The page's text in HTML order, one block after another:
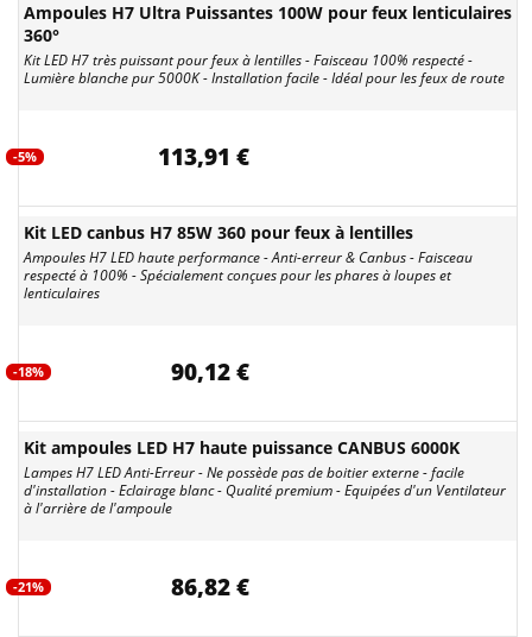
Ampoules H7 Ultra Puissantes 100W pour feux lenticulaires
360°
Kit LED H7 très puissant pour feux à lentilles - Faisceau 100% respecté -
Lumière blanche pur 5000K - Installation facile - Idéal pour les feux de route
-5% 113,91 €
Kit LED canbus H7 85W 360 pour feux à lentilles
Ampoules H7 LED haute performance - Anti-erreur & Canbus - Faisceau
respecté à 100% - Spécialement conçues pour les phares à loupes et
lenticulaires
-18% 90,12 €
Kit ampoules LED H7 haute puissance CANBUS 6000K
Lampes H7 LED Anti-Erreur - Ne possède pas de boitier externe - facile
d'installation - Eclairage blanc - Qualité premium - Equipées d'un Ventilateur
à l'arrière de l'ampoule
-21% 86,82 €